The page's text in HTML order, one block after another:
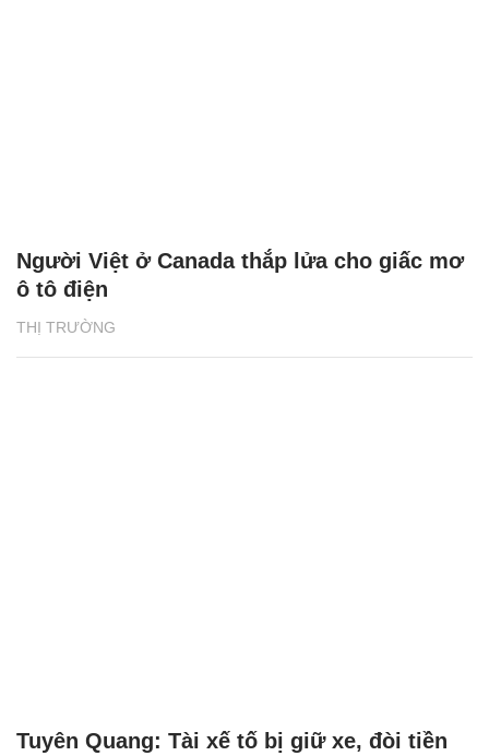
THỊ TRƯỜNG
Người Việt ở Canada thắp lửa cho giấc mơ
ô tô điện
Tuyên Quang: Tài xế tố bị giữ xe, đòi tiền